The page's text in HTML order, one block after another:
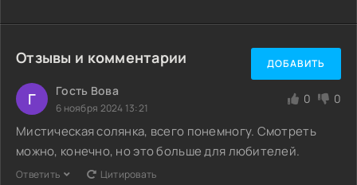
Отзывы и комментарии ДОБАВИТЬ
Г Гость Вова
6 ноября 2024 13:21
0 0
Мистическая солянка, всего понемногу. Смотреть
можно, конечно, но это больше для любителей.
Ответить Цитировать